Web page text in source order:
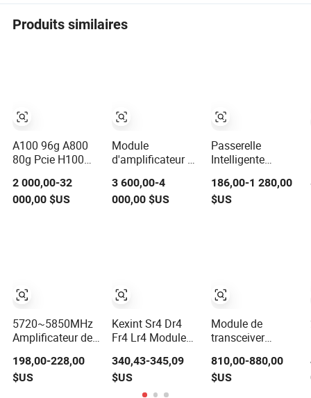
Produits similaires
A100 96g A800
80g Pcie H100
Nvl 141GB
Hbm3e 900-
2 000,00-32
000,00 $US
5720~5850MHz
Amplificateur de
brouilleur de
signaux pour
198,00-228,00
$US
Module
d'amplificateur de
GaN 3000-
6000MHz 50W
3 600,00-4
000,00 $US
Kexint Sr4 Dr4
Fr4 Lr4 Module
Compatible Osfp-
Dd 400g
340,43-345,09
$US
Passerelle
Intelligente
pour l'Intégration
de l'IoT Industriel
186,00-1 280,00
$US
Module de
transceiver
MMA4z00-Ns400
MMA4z00-Ns
810,00-880,00
$US